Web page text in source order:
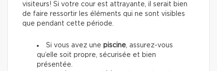
visiteurs! Si votre cour est attrayante, il serait bien
de faire ressortir les éléments qui ne sont visibles
que pendant cette période.
Si vous avez une piscine , assurez-vous
qu’elle soit propre, sécurisée et bien
présentée.